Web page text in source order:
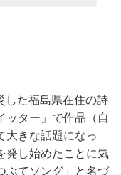
した福島県在住の詩
ッター」で作品（自
大きな話題になっ
発し始めたことに気
ぶてソング」と名づ